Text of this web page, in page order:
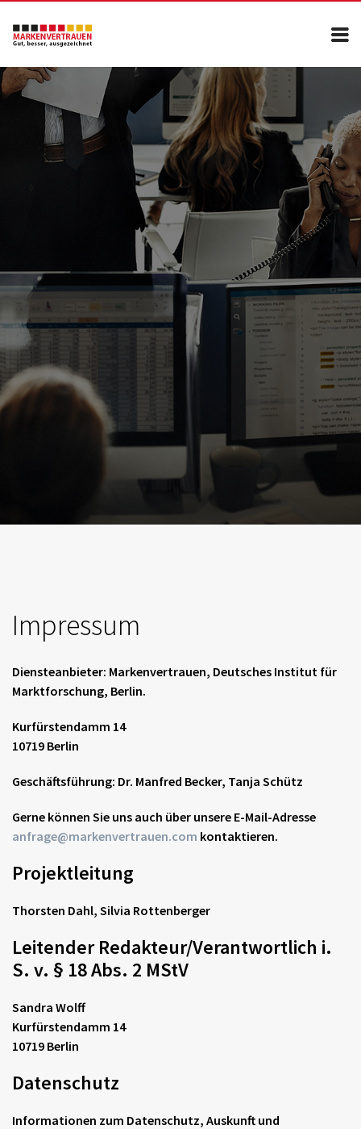
Über uns
Teilnehmen
Kontakt
Impressum
Diensteanbieter: Markenvertrauen, Deutsches Institut für
Marktforschung, Berlin.
Kurfürstendamm 14
10719 Berlin
Geschäftsführung: Dr. Manfred Becker, Tanja Schütz
Gerne können Sie uns auch über unsere E-Mail-Adresse
anfrage@markenvertrauen.com kontaktieren.
Projektleitung
Thorsten Dahl, Silvia Rottenberger
Leitender Redakteur/Verantwortlich i.
S. v. § 18 Abs. 2 MStV
Sandra Wolff
Kurfürstendamm 14
10719 Berlin
Datenschutz
Informationen zum Datenschutz, Auskunft und